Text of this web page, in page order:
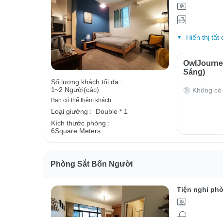
Số lượng khách tối đa :
1~2 Người(các)
Bạn có thể thêm khách
Loại giường :
Double * 1
Kích thước phòng :
6Square Meters
Hiển thị tất
Sáng)
Không
Phòng Sắt Bốn Người
Tiện nghi